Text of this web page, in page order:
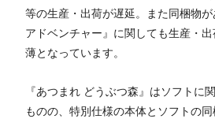
等の生産・出荷が遅延。また同梱物
アドベンチャー』に関しても生産・
薄となっています。
『あつまれ どうぶつ森』はソフトに
ものの、特別仕様の本体とソフトの